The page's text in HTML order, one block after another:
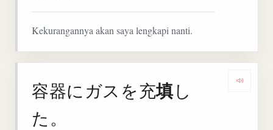
Kekurangannya akan saya lengkapi nanti.
容器にガスを充填し
た。